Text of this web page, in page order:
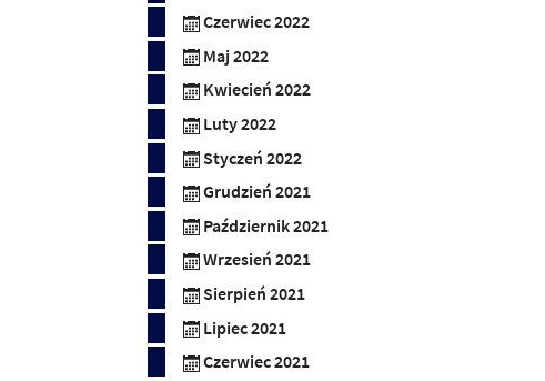
Czerwiec 2022
Maj 2022
Kwiecień 2022
Luty 2022
Styczeń 2022
Grudzień 2021
Październik 2021
Wrzesień 2021
Sierpień 2021
Lipiec 2021
Czerwiec 2021